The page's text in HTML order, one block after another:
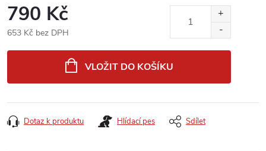
790 Kč
653 Kč bez DPH
VLOŽIT DO KOŠÍKU
Dotaz k produktu Hlídací pes Sdílet